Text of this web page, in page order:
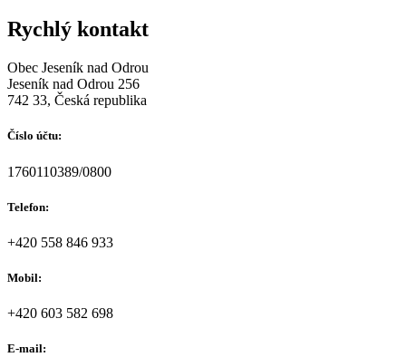
Rychlý kontakt
Obec Jeseník nad Odrou
Jeseník nad Odrou 256
742 33, Česká republika
Číslo účtu:
1760110389/0800
Telefon:
+420 558 846 933
Mobil:
+420 603 582 698
E-mail: